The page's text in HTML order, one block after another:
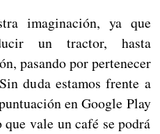
imaginación, ya que
un tractor, hasta
pasando por pertenecer
duda estamos frente a
en Google Play
vale un café se podrá